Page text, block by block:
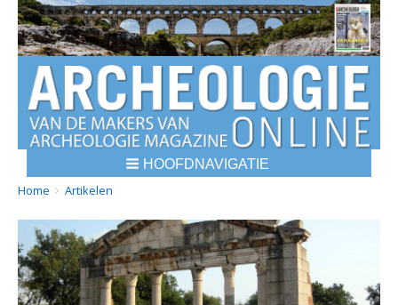
HOOFDNAVIGATIE
BREADCRUMBS
YOU
HERE:
Home Artikelen